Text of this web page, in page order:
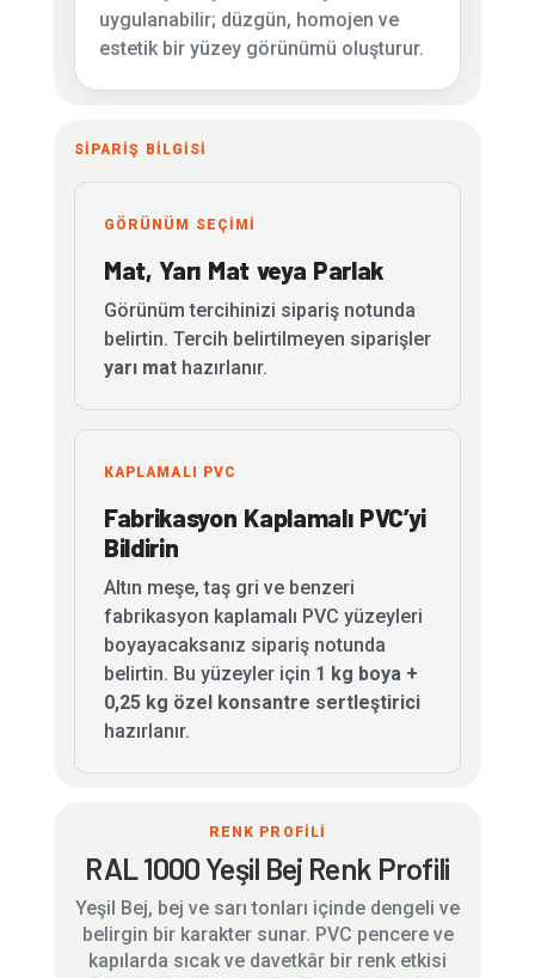
uygulanabilir; düzgün, homojen ve
estetik bir yüzey görünümü oluşturur.
SİPARİŞ BİLGİSİ
GÖRÜNÜM SEÇİMİ
Mat, Yarı Mat veya Parlak
Görünüm tercihinizi sipariş notunda
belirtin. Tercih belirtilmeyen siparişler
yarı mat hazırlanır.
KAPLAMALI PVC
Fabrikasyon Kaplamalı PVC’yi
Bildirin
Altın meşe, taş gri ve benzeri
fabrikasyon kaplamalı PVC yüzeyleri
boyayacaksanız sipariş notunda
belirtin. Bu yüzeyler için 1 kg boya +
0,25 kg özel konsantre sertleştirici
hazırlanır.
RENK PROFİLİ
RAL 1000 Yeşil Bej Renk Profili
Yeşil Bej, bej ve sarı tonları içinde dengeli ve
belirgin bir karakter sunar. PVC pencere ve
kapılarda sıcak ve davetkâr bir renk etkisi